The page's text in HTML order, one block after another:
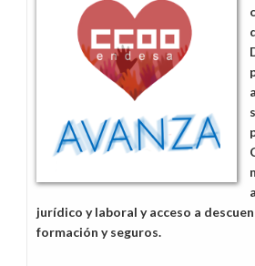
jurídico y laboral y acceso a
formación y seguros.